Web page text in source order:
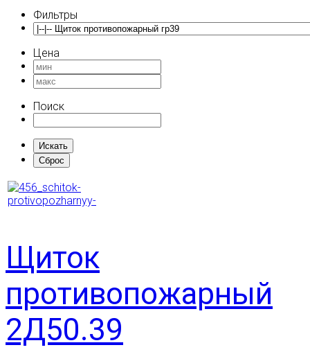
Фильтры
Цена
Поиск
Щиток
противопожарный
2Д50.39